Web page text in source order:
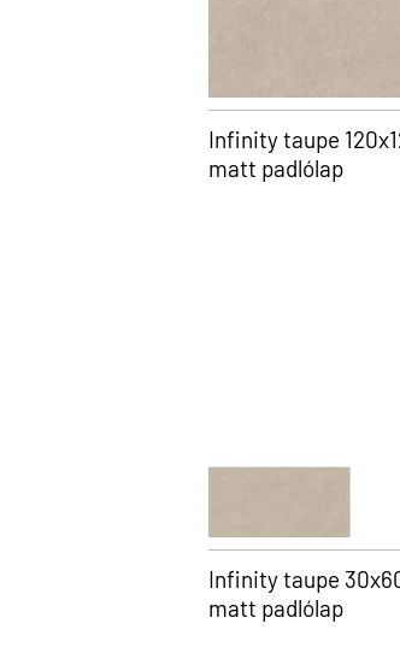
Infinity taupe
matt padlólap
Infinity taupe
matt padlólap